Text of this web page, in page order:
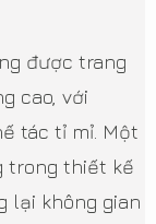
được trang
cao, với
tác tỉ mỉ. Một
trong thiết kế
lại không gian